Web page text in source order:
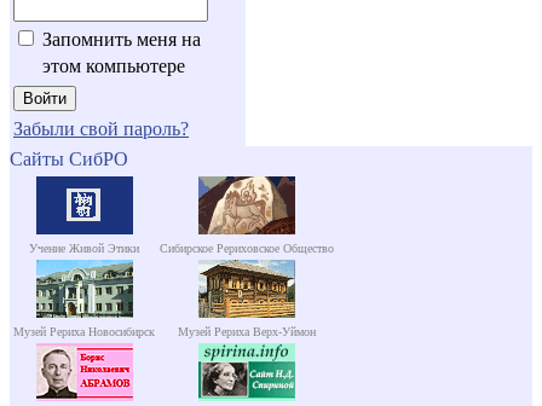
Запомнить меня на
этом компьютере
Забыли свой пароль?
Сайты СибРО
Учение Живой Этики Сибирское Рериховское Общество
Музей Рериха Новосибирск Музей Рериха Верх-Уймон